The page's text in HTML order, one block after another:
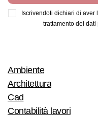
Iscrivendoti dichiari di aver
trattamento dei
Ambiente
Architettura
Cad
Contabilità lavori